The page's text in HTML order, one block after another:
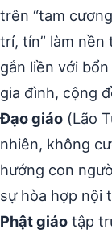
trên “tam
trí, tín” làm nền
gắn liền với
gia đình, cộng
Đạo giáo (Lão
nhiên, không
hướng con
sự hòa hợp nội
Phật giáo tập